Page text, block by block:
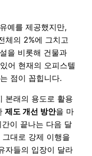
예를 제공했지만,
체의 2%에 그치고
을 비롯해 건물과
어 현재의 오피스텔
점이 꼽힙니다.
본래의 용도로 활용
제도 개선 방안을 마
이 끝나는 다음 달
대로 강제 이행을
자들의 입장이 달라